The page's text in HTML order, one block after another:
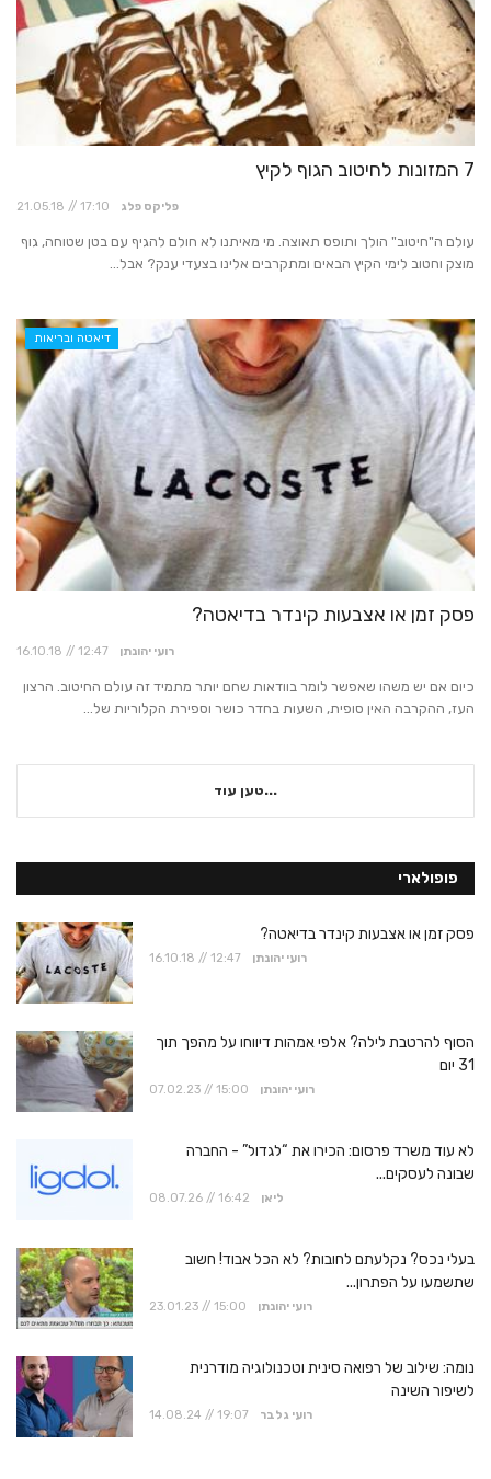
7 המזונות לחיטוב הגוף לקיץ
21.05.18 // 17:10 פליקס פלג
עולם ה"חיטוב" הולך ותופס תאוצה. מי מאיתנו לא חולם להגיף עם בטן שטוחה, גוף
מוצק וחטוב לימי הקיץ הבאים ומתקרבים אלינו בצעדי ענק? אבל...
דיאטה ובריאות
פסק זמן או אצבעות קינדר בדיאטה?
16.10.18 // 12:47 רועי יהונתן
כיום אם יש משהו שאפשר לומר בוודאות שחם יותר מתמיד זה עולם החיטוב. הרצון
העז, ההקרבה האין סופית, השעות בחדר כושר וספירת הקלוריות של...
טען עוד...
פופולארי
פסק זמן או אצבעות קינדר בדיאטה?
16.10.18 // 12:47 רועי יהונתן
הסוף להרטבת לילה? אלפי אמהות דיווחו על מהפך תוך
31 יום
07.02.23 // 15:00 רועי יהונתן
לא עוד משרד פרסום: הכירו את “לגדול” - החברה
שבונה לעסקים...
08.07.26 // 16:42 ליאן
בעלי נכס? נקלעתם לחובות? לא הכל אבוד! חשוב
שתשמעו על הפתרון...
23.01.23 // 15:00 רועי יהונתן
נומה: שילוב של רפואה סינית וטכנולוגיה מודרנית
לשיפור השינה
14.08.24 // 19:07 רועי גלבר